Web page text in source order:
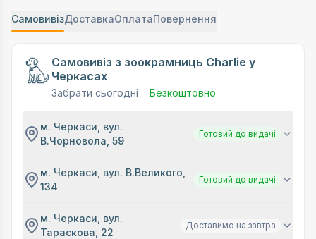
СамовивізДоставкаОплатаПовернення
Самовивіз з зоокрамниць Charlie у
Черкасах
Забрати сьогодні Безкоштовно
м. Черкаси, вул.
В.Чорновола, 59
Готовий до видачі
м. Черкаси, вул. В.Великого,
134
Готовий до видачі
м. Черкаси, вул.
Тараскова, 22
Доставимо на завтра